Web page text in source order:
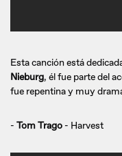
Esta canción está
Nieburg, él fue parte del
fue repentina y muy
- Tom Trago - Harvest